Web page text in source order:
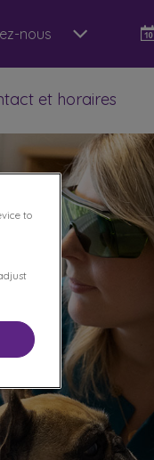
nous
et horaires
to